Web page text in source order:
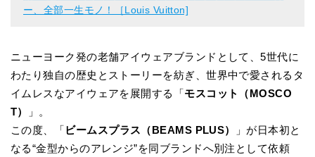
ー、全部一生モノ！［Louis Vuitton]
ニューヨーク発の老舗アイウェアブランドとして、5世代に
わたり独自の歴史とストーリーを紡ぎ、世界中で愛されるタ
イムレスなアイウェアを展開する「モスコット（MOSCO
T）
」。
この度、「ビームスプラス（BEAMS PLUS）
」が日本初と
なる“金型からのアレンジ”を同ブランドへ別注として依頼